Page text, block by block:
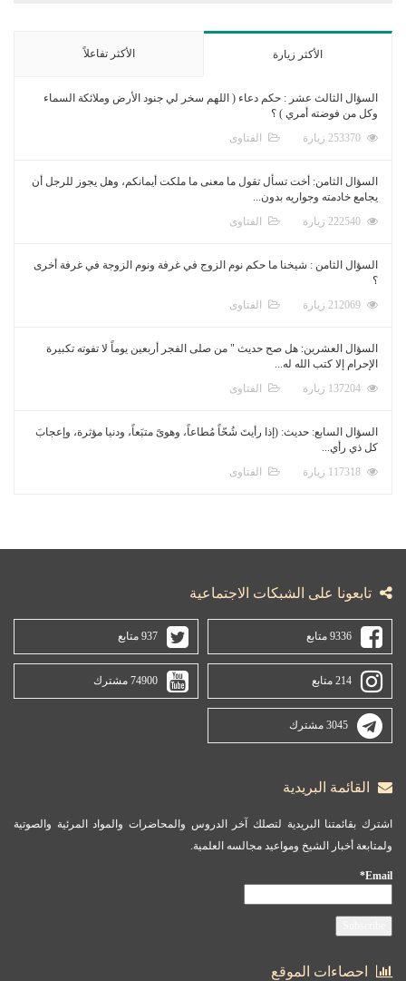
الأكثر زيارة الأكثر تفاعلاً
السؤال الثالث عشر : حكم دعاء ( اللهم سخر لي جنود الأرض وملائكة السماء
وكل من فوضته أمري ) ؟
الفتاوى
السؤال الثامن: أخت تسأل تقول ما معنى ما ملكت أيمانكم، وهل يجوز للرجل أن
يجامع خادمته وجواريه بدون...
الفتاوى
السؤال الثامن : شيخنا ما حكم نوم الزوج في غرفة ونوم الزوجة في غرفة أخرى
؟
الفتاوى
السؤال العشرين: هل صح حديث " من صلى الفجر أربعين يوماً لا تفوته تكبيرة
الإحرام إلا كتب الله له...
الفتاوى
السؤال السابع: حديث: (إذا رأيتَ شُحّاً مُطاعاً، وهوىً متبَعاً، ودنيا مؤثرة، وإعجابَ
كل ذي رأي...
الفتاوى
تابعونا على الشبكات الاجتماعية
9336 متابع 937 متابع
214 متابع 74900 مشترك
3045 مشترك
القائمة البريدية
اشترك بقائمتنا البريدية لتصلك آخر الدروس والمحاضرات والمواد المرئية والصوتية
ولمتابعة أخبار الشيخ ومواعيد مجالسه العلمية.
Email*
احصاءات الموقع